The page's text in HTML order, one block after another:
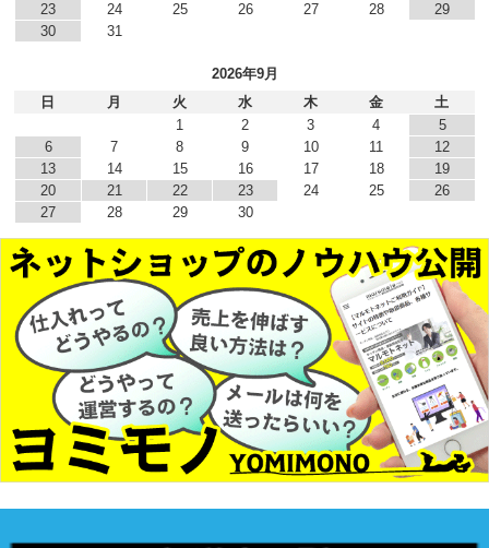
23
24 25 26 27 28
29
30
31
2026年9月
日
月 火 水 木 金
土
1
2 3 4
5
6
7 8 9 10 11
12
13
14 15 16 17 18
19
20
21 22 23 24 25
26
27
28 29 30